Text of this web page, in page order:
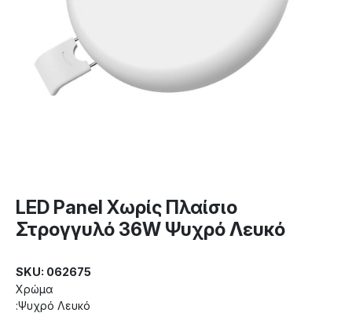
LED Panel Χωρίς Πλαίσιο
Στρογγυλό 36W Ψυχρό Λευκό
SKU: 062675
Χρώμα
:Ψυχρό Λευκό